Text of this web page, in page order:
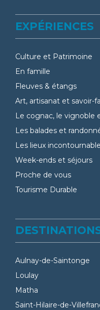
EXPÉRIENCES
Culture et Patrimoine
En famille
Fleuves & étangs
Art, artisanat et savoir-
Le cognac, le vignoble
Les balades et
Les lieux
Week-ends et séjours
Proche de vous
Tourisme Durable
Aulnay-de-Saintonge
Loulay
Matha
Saint-Hilaire-de-